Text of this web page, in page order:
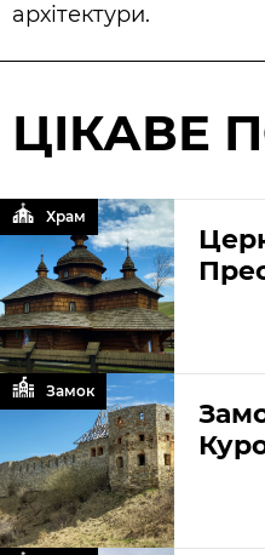
архітектури.
ЦІКАВЕ
Храм
Замок